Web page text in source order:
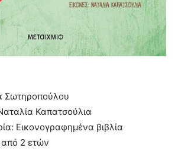
Σωτηροπούλου
Καπατσούλια
Εικονογραφημένα βιβλία
από 2 ετών